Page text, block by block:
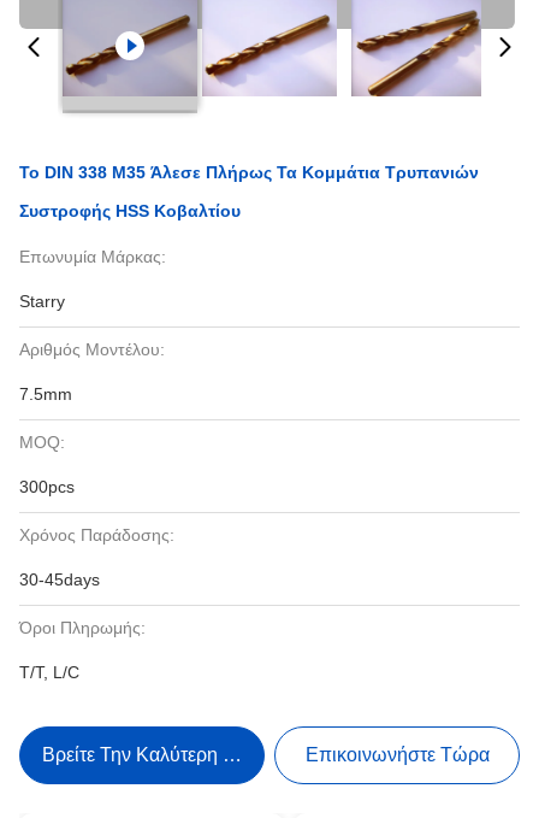
Το DIN 338 M35 Άλεσε Πλήρως Τα Κομμάτια Τρυπανιών
Συστροφής HSS Κοβαλτίου
Επωνυμία Μάρκας:
Starry
Αριθμός Μοντέλου:
7.5mm
MOQ:
300pcs
Χρόνος Παράδοσης:
30-45days
Όροι Πληρωμής:
T/T, L/C
Βρείτε Την Καλύτερη Τιμή Επικοινωνήστε Τώρα